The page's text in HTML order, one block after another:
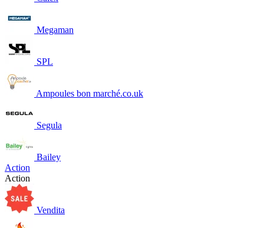
Megaman
SPL
Ampoules bon marché.co.uk
Segula
Bailey
Action
Action
Vendita